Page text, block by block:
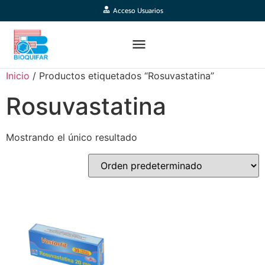
Acceso Usuarios
Inicio / Productos etiquetados “Rosuvastatina”
Rosuvastatina
Mostrando el único resultado